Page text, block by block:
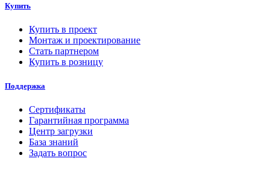
Купить
Купить в проект
Монтаж и проектирование
Стать партнером
Купить в розницу
Поддержка
Сертификаты
Гарантийная программа
Центр загрузки
База знаний
Задать вопрос